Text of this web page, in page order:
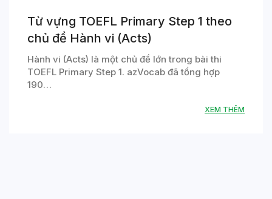
Từ vựng TOEFL Primary Step 1 theo
chủ đề Hành vi (Acts)
Hành vi (Acts) là một chủ đề lớn trong bài thi
TOEFL Primary Step 1. azVocab đã tổng hợp
190…
XEM THÊM